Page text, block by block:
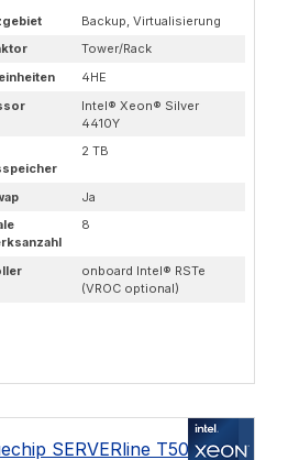
Backup, Virtualisierung
Tower/Rack
4HE
Intel® Xeon® Silver
4410Y
2 TB
Ja
8
onboard Intel® RSTe
(VROC optional)